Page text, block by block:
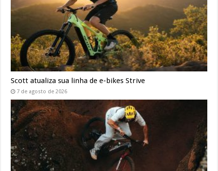
Scott atualiza sua linha de e-bikes Strive
7 de agosto de 2026